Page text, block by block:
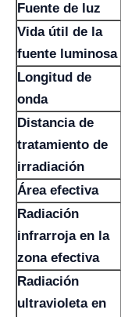
Fuente de luz
Vida útil de la
fuente luminosa
Longitud de
onda
Distancia de
tratamiento de
irradiación
Área efectiva
Radiación
infrarroja en la
zona efectiva
Radiación
ultravioleta en